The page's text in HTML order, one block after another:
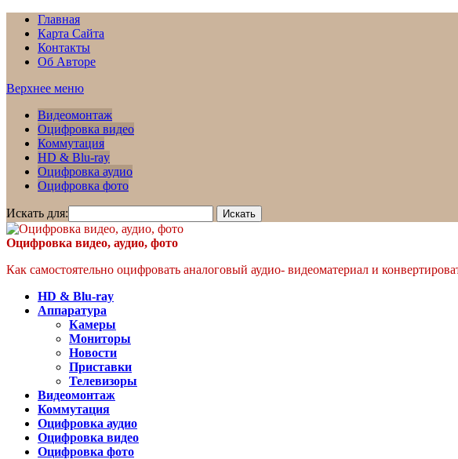
Главная
Карта Сайта
Контакты
Об Авторе
Верхнее меню
Видеомонтаж
Оцифровка видео
Коммутация
HD & Blu-ray
Оцифровка аудио
Оцифровка фото
Искать для:
Оцифровка видео, аудио, фото
Как самостоятельно оцифровать аналоговый аудио- видеоматериал и
HD & Blu-ray
Аппаратура
Камеры
Мониторы
Новости
Приставки
Телевизоры
Видеомонтаж
Коммутация
Оцифровка аудио
Оцифровка видео
Оцифровка фото